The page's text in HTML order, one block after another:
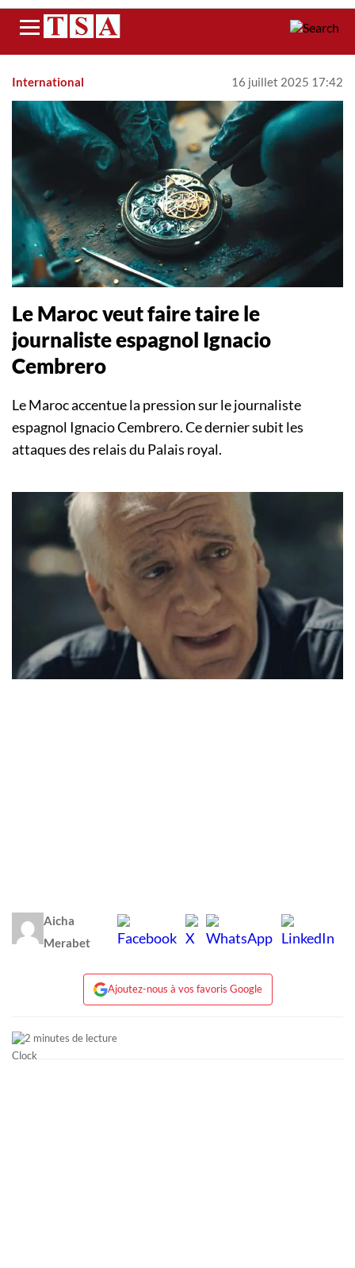
Menu
International 16 juillet 2025 17:42
Le Maroc veut faire taire le
journaliste espagnol Ignacio
Cembrero
Le Maroc accentue la pression sur le journaliste
espagnol Ignacio Cembrero. Ce dernier subit les
attaques des relais du Palais royal.
Aicha
Merabet
Ajoutez-nous à vos favoris Google
2 minutes de lecture